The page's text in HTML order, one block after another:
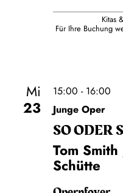
Kitas
Für Ihre Buchung
Mi
23
15:00 - 16:00
Junge Oper
SO ODER
Tom
Schütte